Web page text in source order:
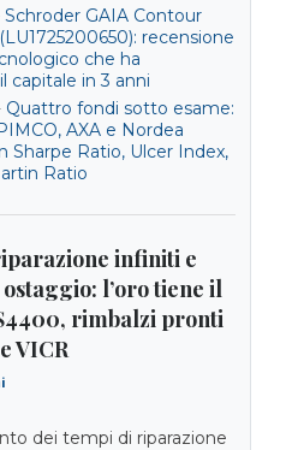
Schroder GAIA Contour
recensione
che ha
capitale in 3 anni
Quattro fondi sotto esame:
AXA e Nordea
Sharpe Ratio, Ulcer Index,
Ratio
infiniti e
l’oro tiene il
rimbalzi pronti
VICR
dei tempi di riparazione